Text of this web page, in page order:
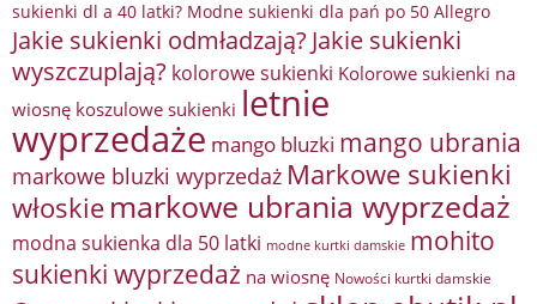
sukienki dl a 40 latki? Modne sukienki dla pań po 50 Allegro
Jakie sukienki odmładzają? Jakie sukienki
wyszczuplają? kolorowe sukienki Kolorowe sukienki na
wiosnę koszulowe sukienki letnie
wyprzedaże mango bluzki mango ubrania
markowe bluzki wyprzedaż Markowe sukienki
włoskie markowe ubrania wyprzedaż
modna sukienka dla 50 latki modne kurtki damskie mohito
sukienki wyprzedaż na wiosnę Nowości kurtki damskie